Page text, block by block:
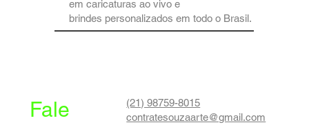
em caricaturas ao vivo e
brindes personalizados em todo o Brasil.
Fale
(21) 98759-8015
contratesouzaarte@gmail.com